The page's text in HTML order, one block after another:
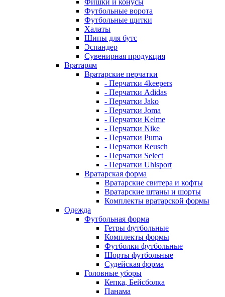
Фишки и конусы
Футбольные ворота
Футбольные щитки
Халаты
Шипы для бутс
Эспандер
Сувенирная продукция
Вратарям
Вратарские перчатки
- Перчатки 4keepers
- Перчатки Adidas
- Перчатки Jako
- Перчатки Joma
- Перчатки Kelme
- Перчатки Nike
- Перчатки Puma
- Перчатки Reusch
- Перчатки Select
- Перчатки Uhlsport
Вратарская форма
Вратарские свитера и кофты
Вратарские штаны и шорты
Комплекты вратарской формы
Одежда
Футбольная форма
Гетры футбольные
Комплекты формы
Футболки футбольные
Шорты футбольные
Судейская форма
Головные уборы
Кепка, Бейсболка
Панама